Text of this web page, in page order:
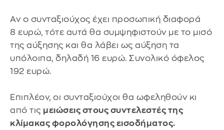
Αν ο συνταξιούχος έχει προσωπική διαφορά
8 ευρώ, τότε αυτά θα συμψηφιστούν με το μισό
της αύξησης και θα λάβει ως αύξηση τα
υπόλοιπα, δηλαδή 16 ευρώ. Συνολικό όφελος
192 ευρώ.
Επιπλέον, οι συνταξιούχοι θα ωφεληθούν κι
από τις μειώσεις στους συντελεστές της
κλίμακας φορολόγησης εισοδήματος.